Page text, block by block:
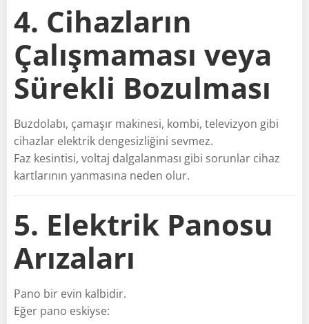
4. Cihazların
Çalışmaması veya
Sürekli Bozulması
Buzdolabı, çamaşır makinesi, kombi, televizyon gibi
cihazlar elektrik dengesizliğini sevmez.
Faz kesintisi, voltaj dalgalanması gibi sorunlar cihaz
kartlarının yanmasına neden olur.
5. Elektrik Panosu
Arızaları
Pano bir evin kalbidir.
Eğer pano eskiyse: